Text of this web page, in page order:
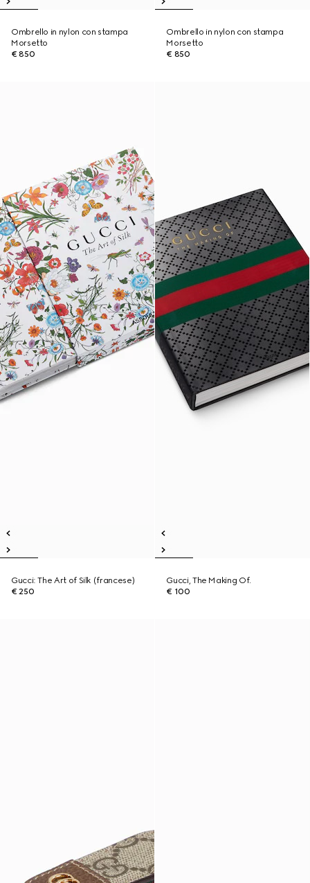
Ombrello in nylon con stampa
Morsetto
€ 850
Ombrello in nylon con stampa
Morsetto
€ 850
Gucci: The Art of Silk (francese)
€ 250
Gucci, The Making Of.
€ 100